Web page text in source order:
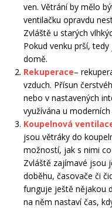
ven. Větrání by mělo
ventilačku opravdu
Zvláště u starých
Pokud venku prší,
domě.
Rekuperace–
vzduch. Přísun
nebo v nastavených
využívána u
Koupelnová
jsou větráky do
možností, jak s nimi
Zvláště zajímavé jsou
doběhu, časovače či
funguje ještě nějakou
na něm nastaví čas,